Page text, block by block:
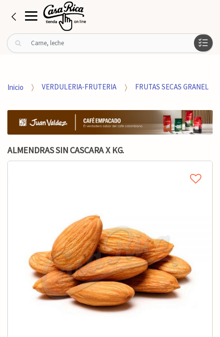
B
u
r
o
Inicio VERDULERIA-FRUTERIA FRUTAS SECAS GRANEL
ALMENDRAS SIN CASCARA X KG.